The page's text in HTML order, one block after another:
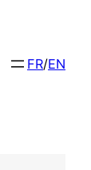
FR/EN